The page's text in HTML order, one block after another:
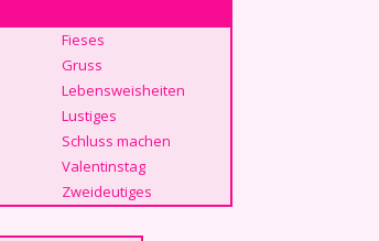
Fieses
Gruss
Lebensweisheiten
Lustiges
Schluss machen
Valentinstag
Zweideutiges